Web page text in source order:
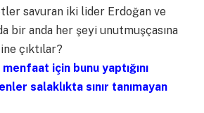
savuran iki lider Erdoğan ve
bir anda her şeyi unutmuşçasına
çıktılar?
için bunu yaptığını
salaklıkta sınır tanımayan